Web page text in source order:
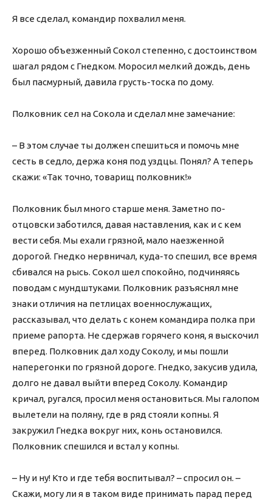
Я все сделал, командир похвалил меня.
Хорошо объезженный Сокол степенно, с достоинством
шагал рядом с Гнедком. Моросил мелкий дождь, день
был пасмурный, давила грусть-тоска по дому.
Полковник сел на Сокола и сделал мне замечание:
– В этом случае ты должен спешиться и помочь мне
сесть в седло, держа коня под уздцы. Понял? А теперь
скажи: «Так точно, товарищ полковник!»
Полковник был много старше меня. Заметно по-
отцовски заботился, давая наставления, как и с кем
вести себя. Мы ехали грязной, мало наезженной
дорогой. Гнедко нервничал, куда-то спешил, все время
сбивался на рысь. Сокол шел спокойно, подчиняясь
поводам с мундштуками. Полковник разъяснял мне
знаки отличия на петлицах военнослужащих,
рассказывал, что делать с конем командира полка при
приеме рапорта. Не сдержав горячего коня, я выскочил
вперед. Полковник дал ходу Соколу, и мы пошли
наперегонки по грязной дороге. Гнедко, закусив удила,
долго не давал выйти вперед Соколу. Командир
кричал, ругался, просил меня остановиться. Мы галопом
вылетели на поляну, где в ряд стояли копны. Я
закружил Гнедка вокруг них, конь остановился.
Полковник спешился и встал у копны.
– Ну и ну! Кто и где тебя воспитывал? – спросил он. –
Скажи, могу ли я в таком виде принимать парад перед